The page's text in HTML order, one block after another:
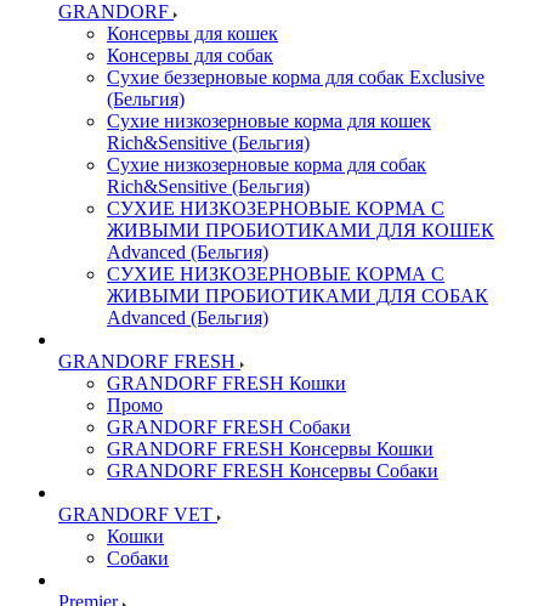
GRANDORF
Консервы для кошек
Консервы для собак
Сухие беззерновые корма для собак Exclusive
(Бельгия)
Сухие низкозерновые корма для кошек
Rich&Sensitive (Бельгия)
Сухие низкозерновые корма для собак
Rich&Sensitive (Бельгия)
СУХИЕ НИЗКОЗЕРНОВЫЕ КОРМА С
ЖИВЫМИ ПРОБИОТИКАМИ ДЛЯ КОШЕК
Advanced (Бельгия)
СУХИЕ НИЗКОЗЕРНОВЫЕ КОРМА С
ЖИВЫМИ ПРОБИОТИКАМИ ДЛЯ СОБАК
Advanced (Бельгия)
GRANDORF FRESH
GRANDORF FRESH Кошки
Промо
GRANDORF FRESH Собаки
GRANDORF FRESH Консервы Кошки
GRANDORF FRESH Консервы Собаки
GRANDORF VET
Кошки
Собаки
Premier